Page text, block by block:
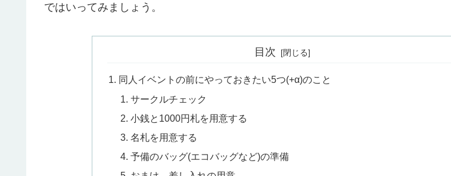
ではいってみましょう。
目次
同人イベントの前にやっておきたい5つ(+α)のこと
サークルチェック
小銭と1000円札を用意する
名札を用意する
予備のバッグ(エコバッグなど)の準備